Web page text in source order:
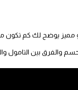
مميز يوضح لك كم تكون
والفرق بين التامول